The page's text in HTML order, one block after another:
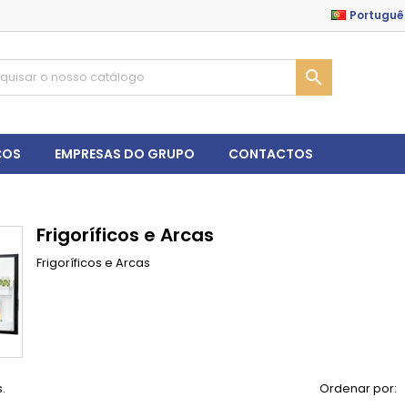

EMPRESAS DO GRUPO CONTACTOS
Frigoríficos e Arcas
Frigoríficos e Arcas
Ordenar por: